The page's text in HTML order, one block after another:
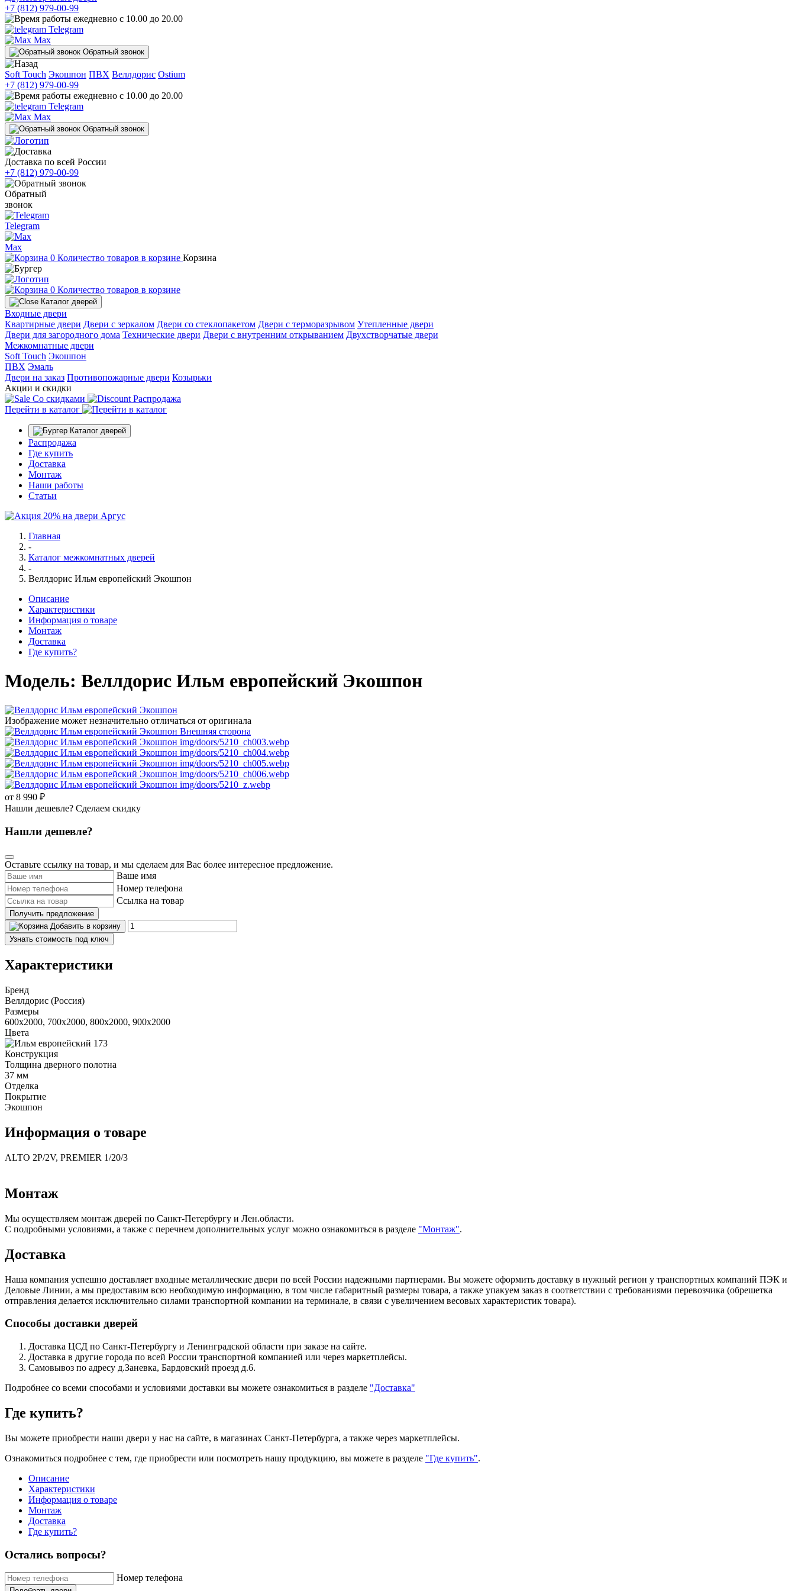
+7 (812) 979-00-99
ежедневно с 10.00 до 20.00
Telegram
Max
Обратный звонок
Soft Touch Экошпон ПВХ Веллдорис Ostium
+7 (812) 979-00-99
ежедневно с 10.00 до 20.00
Telegram
Max
Обратный звонок
Доставка по всей России
+7 (812) 979-00-99
Обратный
звонок
Telegram
Max
0 Количество товаров в корзине Корзина
0 Количество товаров в корзине
Каталог дверей
Входные двери
Квартирные двери Двери с зеркалом Двери со стеклопакетом Двери с терморазрывом Утепленные двери
Двери для загородного дома Технические двери Двери с внутренним открыванием Двухстворчатые двери
Межкомнатные двери
Soft Touch Экошпон
ПВХ Эмаль
Двери на заказ Противопожарные двери Козырьки
Акции и скидки
Со скидками
Распродажа
Перейти в каталог
Каталог дверей
Распродажа
Где купить
Доставка
Монтаж
Наши работы
Статьи
Главная
-
Каталог межкомнатных дверей
-
Веллдорис Ильм европейский Экошпон
Описание
Характеристики
Информация о товаре
Монтаж
Доставка
Где купить?
Модель: Веллдорис Ильм европейский Экошпон
Изображение может незначительно отличаться от оригинала
от 8 990 ₽
Нашли дешевле? Сделаем скидку
Нашли дешевле?
Оставьте ссылку на товар, и мы сделаем для Вас более интересное предложение.
Ваше имя
Номер телефона
Ссылка на товар
Получить предложение
Добавить в корзину
Узнать стоимость под ключ
Характеристики
Бренд
Веллдорис (Россия)
Размеры
600x2000, 700x2000, 800x2000, 900x2000
Цвета
Конструкция
Толщина дверного полотна
37 мм
Отделка
Покрытие
Экошпон
Информация о товаре
ALTO 2P/2V, PREMIER 1/20/3
Монтаж
Мы осуществляем монтаж дверей по Санкт-Петербургу и Лен.области.
С подробными условиями, а также с перечнем дополнительных услуг можно ознакомиться в разделе "Монтаж".
Доставка
Наша компания успешно доставляет входные металлические двери по всей России надежными партнерами. Вы можете оформить доставку в нужный регион у транспортных компаний ПЭК и
Деловые Линии, а мы предоставим всю необходимую информацию, в том числе габаритный размеры товара, а также упакуем заказ в соответствии с требованиями перевозчика (обрешетка
отправления делается исключительно силами транспортной компании на терминале, в связи с увеличением весовых характеристик товара).
Способы доставки дверей
Доставка ЦСД по Санкт-Петербургу и Ленинградской области при заказе на сайте.
Доставка в другие города по всей России транспортной компанией или через маркетплейсы.
Самовывоз по адресу д.Заневка, Бардовский проезд д.6.
Подробнее со всеми способами и условиями доставки вы можете ознакомиться в разделе "Доставка"
Где купить?
Вы можете приобрести наши двери у нас на сайте, в магазинах Санкт-Петербурга, а также через маркетплейсы.
Ознакомиться подробнее с тем, где приобрести или посмотреть нашу продукцию, вы можете в разделе "Где купить".
Описание
Характеристики
Информация о товаре
Монтаж
Доставка
Где купить?
Остались вопросы?
Номер телефона